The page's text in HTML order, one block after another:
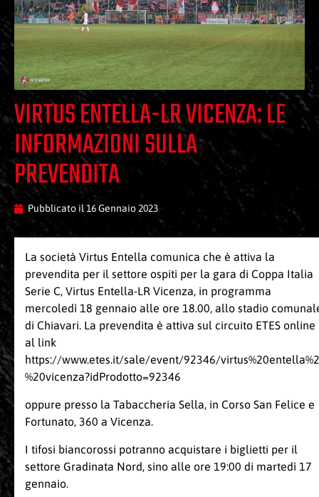
VIRTUS ENTELLA-LR VICENZA: LE
INFORMAZIONI SULLA
PREVENDITA
Pubblicato il16 Gennaio 2023
La società Virtus Entella comunica che è attiva la
prevendita per il settore ospiti per la gara di Coppa Italia
Serie C, Virtus Entella-LR Vicenza, in programma
mercoledì 18 gennaio alle ore 18.00, allo stadio
di Chiavari. La prevendita è attiva sul circuito ETES online
al link
https://www.etes.it/sale/event/92346/
%20vicenza?idProdotto=92346
oppure presso la Tabaccheria Sella, in Corso San Felice e
Fortunato, 360 a Vicenza.
I tifosi biancorossi potranno acquistare i biglietti per il
settore Gradinata Nord, sino alle ore 19:00 di martedì 17
gennaio.